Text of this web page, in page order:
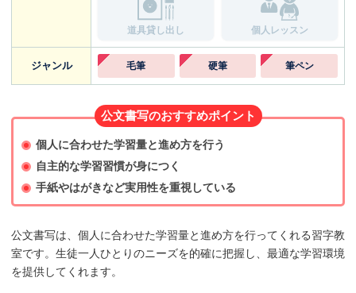
道具貸し出し 個人レッスン
ジャンル 毛筆 硬筆 筆ペン
公文書写のおすすめポイント
個人に合わせた学習量と進め方を行う
自主的な学習習慣が身につく
手紙やはがきなど実用性を重視している
公文書写は、個人に合わせた学習量と進め方を行ってくれる習字教
室です。生徒一人ひとりのニーズを的確に把握し、最適な学習環境
を提供してくれます。